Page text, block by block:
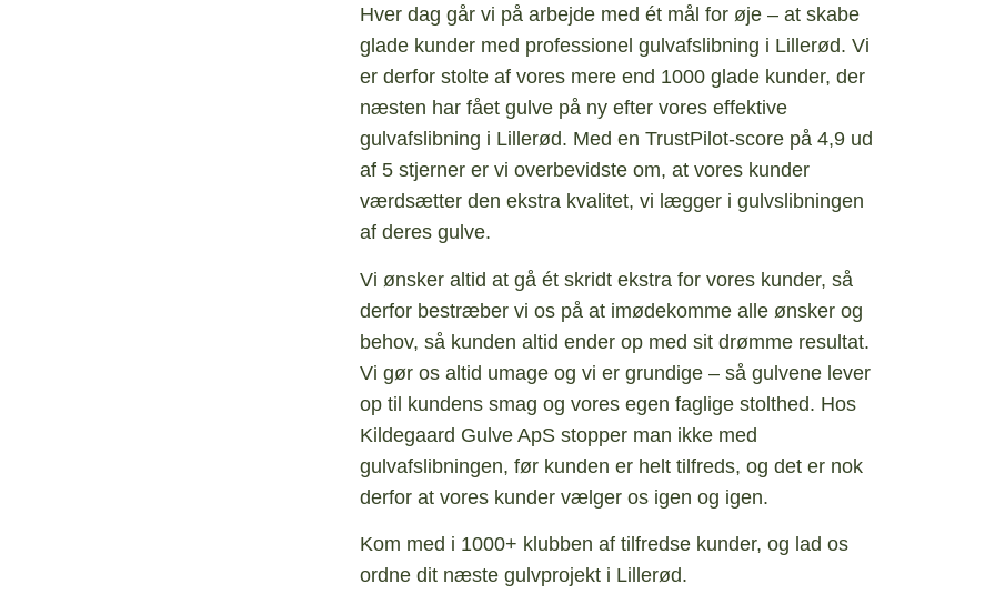
Hver dag går vi på arbejde med ét mål for øje – at skabe
glade kunder med professionel gulvafslibning i Lillerød. Vi
er derfor stolte af vores mere end 1000 glade kunder, der
næsten har fået gulve på ny efter vores effektive
gulvafslibning i Lillerød. Med en TrustPilot-score på 4,9 ud
af 5 stjerner er vi overbevidste om, at vores kunder
værdsætter den ekstra kvalitet, vi lægger i gulvslibningen
af deres gulve.
Vi ønsker altid at gå ét skridt ekstra for vores kunder, så
derfor bestræber vi os på at imødekomme alle ønsker og
behov, så kunden altid ender op med sit drømme resultat.
Vi gør os altid umage og vi er grundige – så gulvene lever
op til kundens smag og vores egen faglige stolthed. Hos
Kildegaard Gulve ApS stopper man ikke med
gulvafslibningen, før kunden er helt tilfreds, og det er nok
derfor at vores kunder vælger os igen og igen.
Kom med i 1000+ klubben af tilfredse kunder, og lad os
ordne dit næste gulvprojekt i Lillerød.